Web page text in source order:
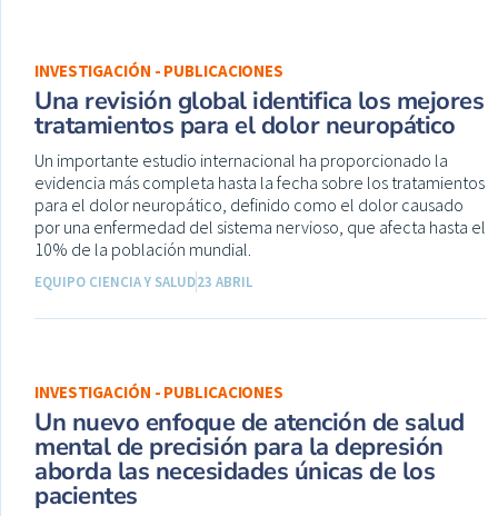
INVESTIGACIÓN - PUBLICACIONES
Una revisión global identifica los mejores
tratamientos para el dolor neuropático
Un importante estudio internacional ha proporcionado la
evidencia más completa hasta la fecha sobre los tratamientos
para el dolor neuropático, definido como el dolor causado
por una enfermedad del sistema nervioso, que afecta hasta el
10% de la población mundial.
EQUIPO CIENCIA Y SALUD23 ABRIL
INVESTIGACIÓN - PUBLICACIONES
Un nuevo enfoque de atención de salud
mental de precisión para la depresión
aborda las necesidades únicas de los
pacientes